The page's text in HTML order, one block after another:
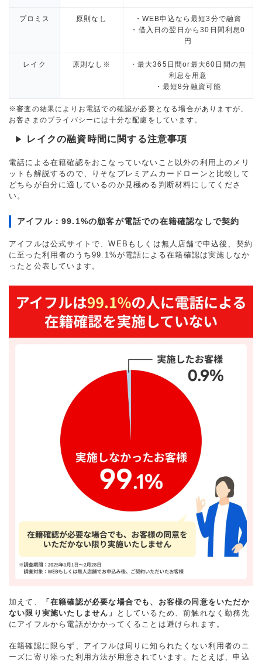
プロミス 原則なし
・WEB申込なら最短3分で融資
・借入日の翌日から30日間利息0
円
レイク 原則なし※
・最大365日間or最大60日間の無
利息を用意
・最短8分融資可能
※審査の結果によりお電話での確認が必要となる場合がありますが、
お客さまのプライバシーには十分な配慮をしています。
▶ レイクの融資時間に関する注意事項
電話による在籍確認をおこなっていないこと以外の利用上のメリ
ットも解説するので、りそなプレミアムカードローンと比較して
どちらが自分に適しているのか見極める判断材料にしてくださ
い。
アイフル：99.1%の顧客が電話での在籍確認なしで契約
アイフルは公式サイトで、WEBもしくは無人店舗で申込後、契約
に至った利用者のうち99.1%が電話による在籍確認は実施しなか
ったと公表しています。
加えて、
「在籍確認が必要な場合でも、お客様の同意をいただか
ない限り実施いたしません」
としているため、前触れなく勤務先
にアイフルから電話がかかってくることは避けられます。
在籍確認に限らず、アイフルは周りに知られたくない利用者のニ
ーズに寄り添った利用方法が用意されています。たとえば、申込